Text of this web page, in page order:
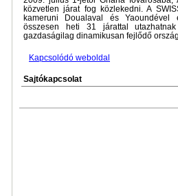
közvetlen járat fog közlekedni. A
kameruni Doualaval és Yaoundével
összesen heti 31 járattal
gazdaságilag dinamikusan fejlődő
Kapcsolódó weboldal
Sajtókapcsolat